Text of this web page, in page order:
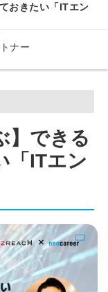
おきたい「ITエン
ナー
】できる
「ITエン